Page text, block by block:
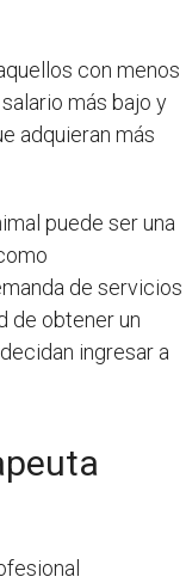
con menos
más bajo y
adquieran más
puede ser una
de servicios
de obtener un
ingresar a